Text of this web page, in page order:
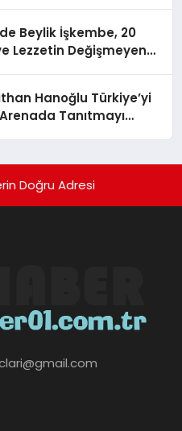
Beylik İşkembe, 20
Lezzetin Değişmeyen
Hanoğlu Türkiye’yi
Tanıtmayı
Doğru Adresi